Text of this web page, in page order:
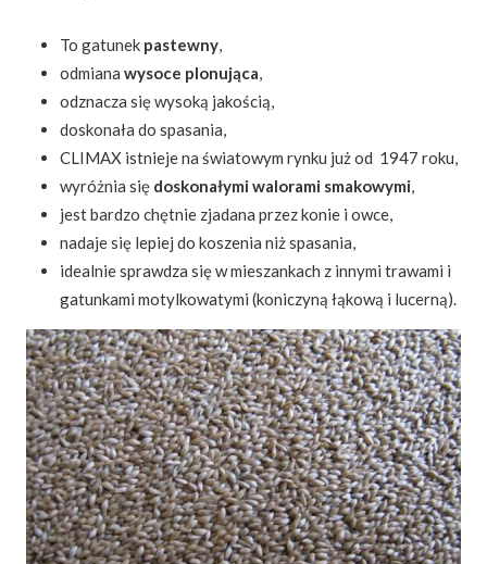
To gatunek pastewny,
odmiana wysoce plonująca,
odznacza się wysoką jakością,
doskonała do spasania,
CLIMAX istnieje na światowym rynku już od 1947 roku,
wyróżnia się doskonałymi walorami smakowymi,
jest bardzo chętnie zjadana przez konie i owce,
nadaje się lepiej do koszenia niż spasania,
idealnie sprawdza się w mieszankach z innymi trawami i
gatunkami motylkowatymi (koniczyną łąkową i lucerną).